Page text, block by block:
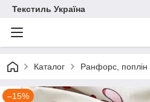
Текстиль Україна
Каталог Ранфорс,
–15%